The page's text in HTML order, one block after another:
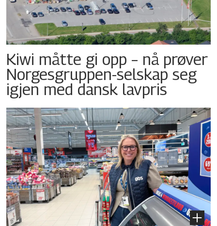
Kiwi måtte gi opp – nå prøver
Norgesgruppen-selskap seg
igjen med dansk lavpris